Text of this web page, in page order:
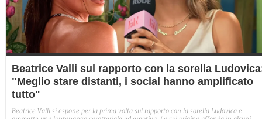
Beatrice Valli sul rapporto con la sorella
"Meglio stare distanti, i social hanno amplificato
tutto"
Beatrice Valli si espone per la prima volta sul rapporto con la sorella Ludovica e